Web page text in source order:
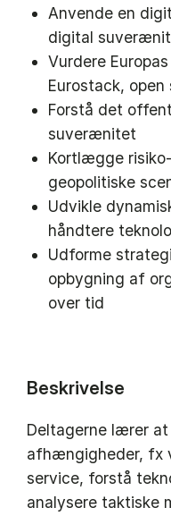
Anvende en
digital
Vurdere
Eurostack,
Forstå det
suverænitet
Kortlægge
geopolitiske
Udvikle
håndtere
Udforme
opbygning af
over tid
Beskrivelse
Deltagerne lærer
afhængigheder, fx
service, forstå
analysere taktiske